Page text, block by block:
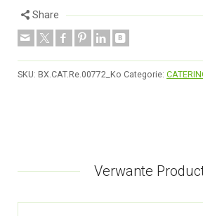
Share
SKU: BX.CAT.Re.00772_Ko Categorie:
Verwante